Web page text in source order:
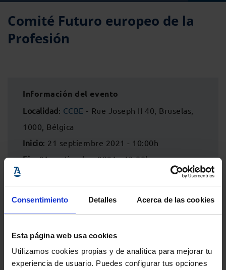
Consentimiento Detalles Acerca de las cookies
Esta página web usa cookies
Utilizamos cookies propias y de analítica para mejorar tu
experiencia de usuario. Puedes configurar tus opciones
Comité Futuro europeo de la
Profesión
Información del evento
Localidad: CCBE - Rue Joseph II 40, Bruselas,
1000, Bélgica
Inicio: 21 septiembre 2021 - 10:00h
Fin: 21 septiembre 2021 - 12:00h